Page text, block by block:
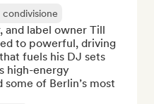
and label owner Till
to powerful, driving
fuels his DJ sets
high-energy
of Berlin’s most